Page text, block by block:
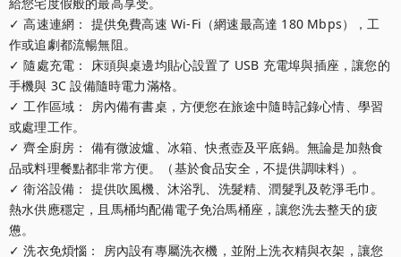
✓ 高速連網： 提供免費高速 Wi-Fi（網速最高達 180 Mbps），工
作或追劇都流暢無阻。
✓ 隨處充電： 床頭與桌邊均貼心設置了 USB 充電埠與插座，讓您的
手機與 3C 設備隨時電力滿格。
✓ 工作區域： 房內備有書桌，方便您在旅途中隨時記錄心情、學習
或處理工作。
✓ 齊全廚房： 備有微波爐、冰箱、快煮壺及平底鍋。無論是加熱食
品或料理餐點都非常方便。（基於食品安全，不提供調味料）。
✓ 衛浴設備： 提供吹風機、沐浴乳、洗髮精、潤髮乳及乾淨毛巾。
熱水供應穩定，且馬桶均配備電子免治馬桶座，讓您洗去整天的疲
憊。
✓ 洗衣免煩惱： 房內設有專屬洗衣機，並附上洗衣精與衣架，讓您